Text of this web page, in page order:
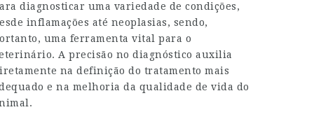
diagnosticar uma variedade de condições,
inflamações até neoplasias, sendo,
uma ferramenta vital para o
A precisão no diagnóstico auxilia
na definição do tratamento mais
e na melhoria da qualidade de vida do